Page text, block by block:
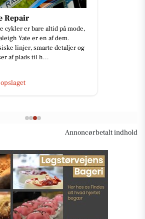
Repair
cykler er bare altid på mode,
Yate er en af dem.
linjer, smarte detaljer og
af plads til h...
Annoncørbetalt indhold